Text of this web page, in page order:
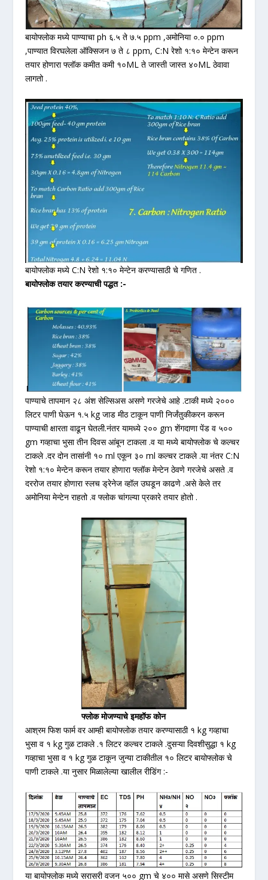
बायोफ्लोक मध्ये पाण्याचा ph ६.५ ते ७.५ ppm ,अमोनिया ०.० ppm
,पाण्यात विरघलेला ऑक्सिजन ७ ते ८ ppm, C:N रेशो १:१० मेन्टेन करून
तयार होणारा फ्लॉक कमीत कमी १०ML ते जास्ती जास्त ४०ML ठेवावा
लागतो .
बायोफ्लोक मध्ये C:N रेशो १:१० मेन्टेन करण्यासाठी चे गणित .
बायोफ्लोक तयार करण्याची पद्धत :-
पाण्याचे तापमान २८ अंश सेल्सिअस असणे गरजेचे आहे .टाकी मध्ये २०००
लिटर पाणी घेऊन १.५ kg जाड मीठ टाकून पाणी निर्जंतुकीकरन करून
पाण्याची क्षारता वाढून घेतली.नंतर यामध्ये २०० gm शेंगदाणा पेंड व ५००
gm गव्हाचा भुसा तीन दिवस आंबून टाकला .व या मध्ये बायोफ्लोक चे कल्चर
टाकले .दर दोन तासांनी १० ml एकून ३० ml कल्चर टाकले .या नंतर C:N
रेशो १:१० मेन्टेन करून तयार होणारा फ्लॉक मेन्टेन ठेवणे गरजेचे असते .व
दररोज तयार होणारा स्लच ड्रेनेज व्हॉल उघडून काढणे .असे केले तर
अमोनिया मेन्टेन राहतो .व फ्लोक चांगल्या प्रकारे तयार होतो .
फ्लोक मोजण्याचे इमहॉफ कोन
आश्रम फिश फार्म वर आम्ही बायोफ्लोक तयार करण्यासाठी १ kg गव्हाचा
भुसा व १ kg गुळ टाकले .१ लिटर कल्चर टाकले .दुसऱ्या दिवशीसुद्धा १ kg
गव्हाचा भुसा व १ kg गुळ टाकून जुन्या टाकीतील १० लिटर बायोफ्लोक चे
पाणी टाकले .या नुसार मिळालेल्या खालील रीडिंग :-
या बायोफ्लोक मध्ये सरासरी वजन ५०० gm चे ४०० मासे असणे सिस्टीम